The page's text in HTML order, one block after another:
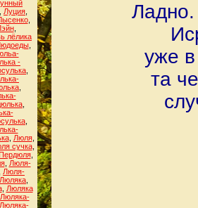
Луция
,
,
лёлика
,
-
, Люля,
сучка,
,
, Люля-
Люля-
Люляка
, Люляка
Люляка-
Люляка-
уже
та